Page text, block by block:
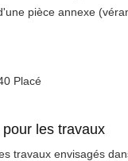
pièce annexe
Placé
les travaux
travaux envisagés